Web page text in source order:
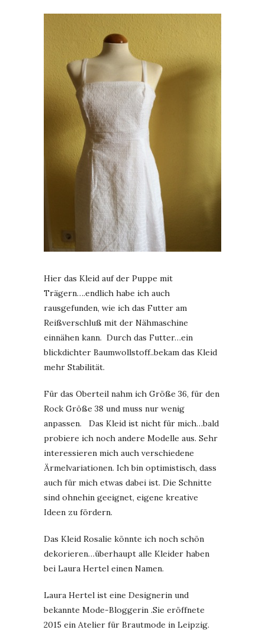
Hier das Kleid auf der Puppe mit
Trägern….endlich habe ich auch
rausgefunden, wie ich das Futter am
Reißverschluß mit der Nähmaschine
einnähen kann. Durch das Futter…ein
blickdichter Baumwollstoff..bekam das Kleid
mehr Stabilität.
Für das Oberteil nahm ich Größe 36, für den
Rock Größe 38 und muss nur wenig
anpassen. Das Kleid ist nicht für mich…bald
probiere ich noch andere Modelle aus. Sehr
interessieren mich auch verschiedene
Ärmelvariationen. Ich bin optimistisch, dass
auch für mich etwas dabei ist. Die Schnitte
sind ohnehin geeignet, eigene kreative
Ideen zu fördern.
Das Kleid Rosalie könnte ich noch schön
dekorieren…überhaupt alle Kleider haben
bei Laura Hertel einen Namen.
Laura Hertel ist eine Designerin und
bekannte Mode-Bloggerin .Sie eröffnete
2015 ein Atelier für Brautmode in Leipzig.